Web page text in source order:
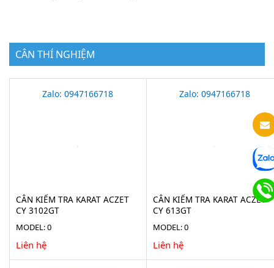
CÂN THÍ NGHIỆM
Zalo: 0947166718
CÂN KIỂM TRA KARAT ACZET
CY 3102GT
MODEL: 0
Liên hệ
Zalo: 0947166718
CÂN KIỂM TRA KARAT ACZET
CY 613GT
MODEL: 0
Liên hệ